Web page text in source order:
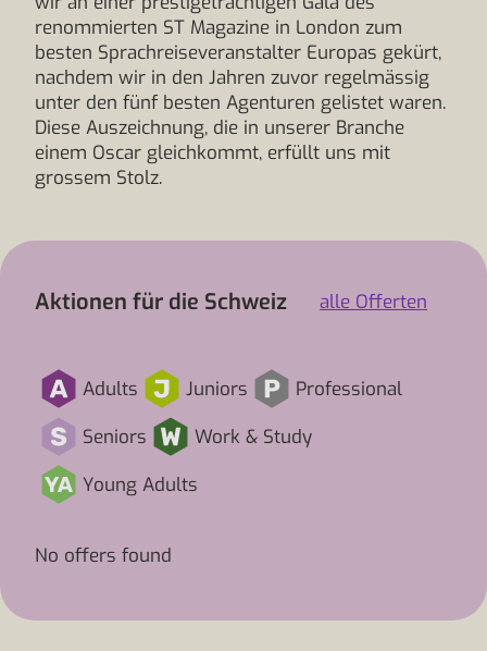
renommierten ST Magazine in London zum
besten Sprachreiseveranstalter Europas gekürt,
nachdem wir in den Jahren zuvor regelmässig
unter den fünf besten Agenturen gelistet waren.
Diese Auszeichnung, die in unserer Branche
einem Oscar gleichkommt, erfüllt uns mit
grossem Stolz.
Aktionen für die Schweiz alle Offerten
Adults Juniors
Professional
Seniors
Work & Study
Young Adults
No offers found